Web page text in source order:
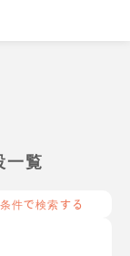
一覧
条件で検索する